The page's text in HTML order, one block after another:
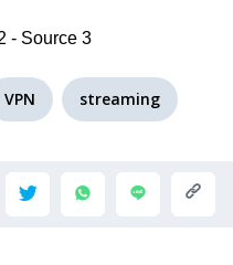
- Source 3
VPN streaming